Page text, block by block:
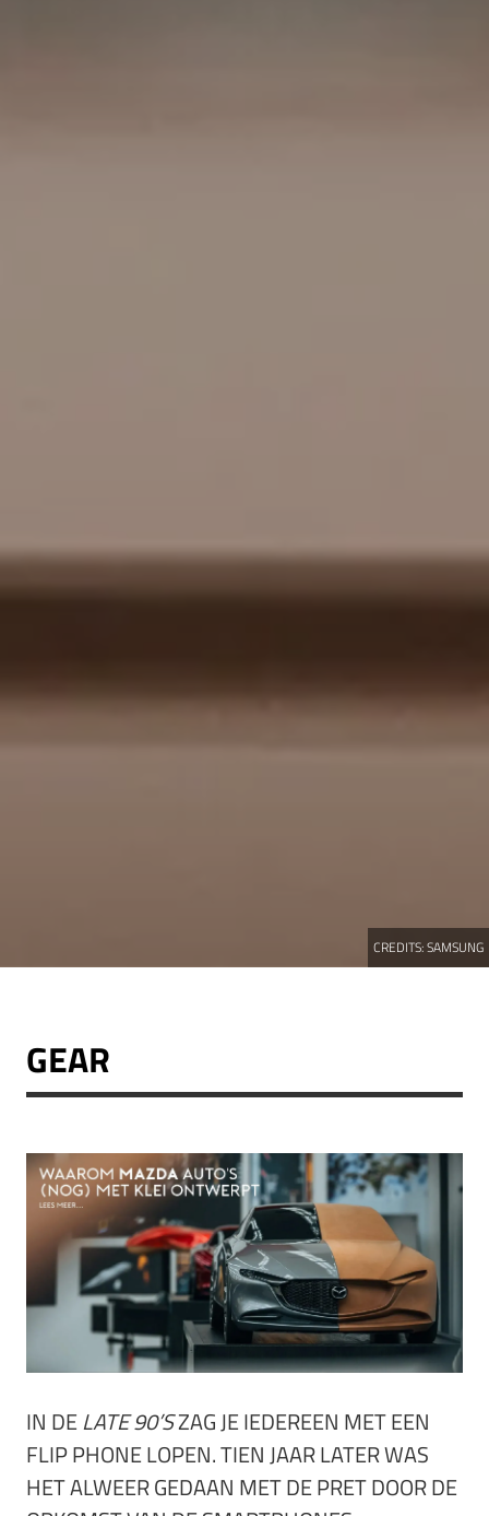
CREDITS:SAMSUNG
GEAR
IN DELATE 90’SZAG JE IEDEREEN MET EEN
FLIP PHONE LOPEN. TIEN JAAR LATER WAS
HET ALWEER GEDAAN MET DE PRET DOOR DE